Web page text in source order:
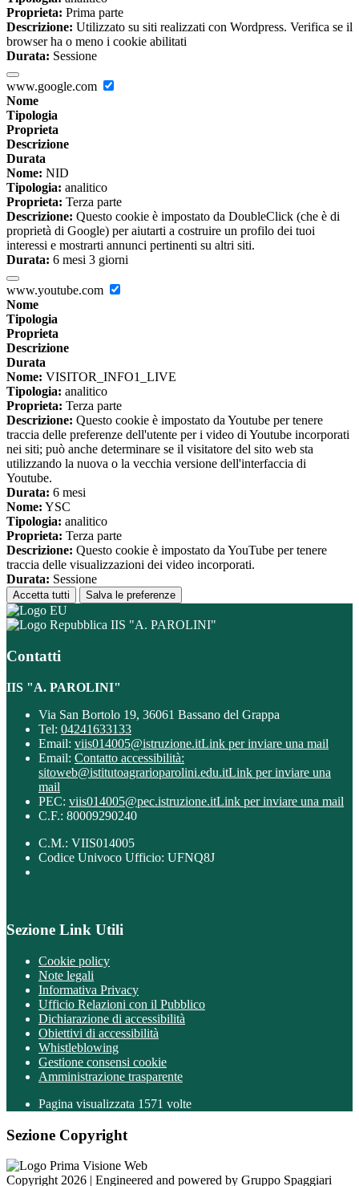
Proprieta: Prima parte
Descrizione: Utilizzato su siti realizzati con Wordpress. Verifica se il
browser ha o meno i cookie abilitati
Durata: Sessione
www.google.com
Nome
Tipologia
Proprieta
Descrizione
Durata
Nome: NID
Tipologia: analitico
Proprieta: Terza parte
Descrizione: Questo cookie è impostato da DoubleClick (che è di
proprietà di Google) per aiutarti a costruire un profilo dei tuoi
interessi e mostrarti annunci pertinenti su altri siti.
Durata: 6 mesi 3 giorni
www.youtube.com
Nome
Tipologia
Proprieta
Descrizione
Durata
Nome: VISITOR_INFO1_LIVE
Tipologia: analitico
Proprieta: Terza parte
Descrizione: Questo cookie è impostato da Youtube per tenere
traccia delle preferenze dell'utente per i video di Youtube incorporati
nei siti; può anche determinare se il visitatore del sito web sta
utilizzando la nuova o la vecchia versione dell'interfaccia di
Youtube.
Durata: 6 mesi
Nome: YSC
Tipologia: analitico
Proprieta: Terza parte
Descrizione: Questo cookie è impostato da YouTube per tenere
traccia delle visualizzazioni dei video incorporati.
Durata: Sessione
Accetta tutti Salva le preferenze
IIS "A. PAROLINI"
Contatti
IIS "A. PAROLINI"
Via San Bortolo 19, 36061 Bassano del Grappa
Tel: 04241633133
Email: viis014005@istruzione.itLink per inviare una mail
Email: Contatto accessibilità:
sitoweb@istitutoagrarioparolini.edu.itLink per inviare una
mail
PEC: viis014005@pec.istruzione.itLink per inviare una mail
C.F.: 80009290240
C.M.: VIIS014005
Codice Univoco Ufficio: UFNQ8J
Sezione Link Utili
Cookie policy
Note legali
Informativa Privacy
Ufficio Relazioni con il Pubblico
Dichiarazione di accessibilità
Obiettivi di accessibilità
Whistleblowing
Gestione consensi cookie
Amministrazione trasparente
Pagina visualizzata 1571 volte
Sezione Copyright
Copyright 2026 | Engineered and powered by Gruppo Spaggiari